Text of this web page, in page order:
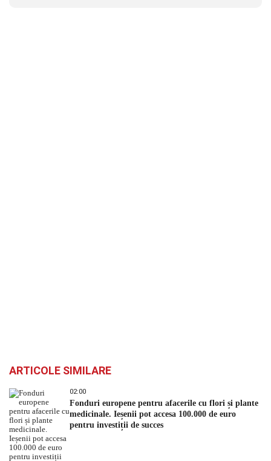
ARTICOLE SIMILARE
02:00
Fonduri europene pentru afacerile cu flori și plante
medicinale. Ieșenii pot accesa 100.000 de euro
pentru investiții de succes